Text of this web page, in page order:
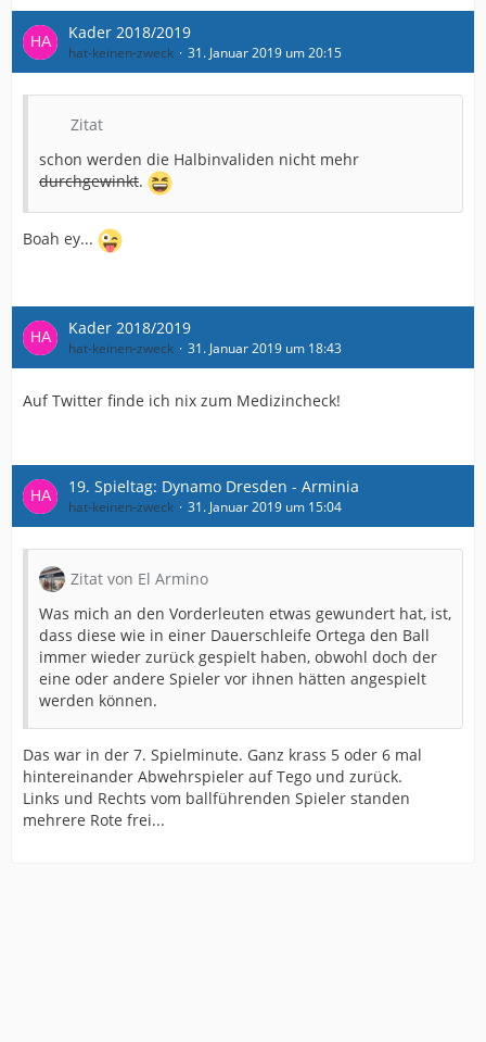
Kader 2018/2019
hat-keinen-zweck 31. Januar 2019 um 20:15
Zitat
schon werden die Halbinvaliden nicht mehr
durchgewinkt.
Boah ey...
Kader 2018/2019
hat-keinen-zweck 31. Januar 2019 um 18:43
Auf Twitter finde ich nix zum Medizincheck!
19. Spieltag: Dynamo Dresden - Arminia
hat-keinen-zweck 31. Januar 2019 um 15:04
Zitat von El Armino
Was mich an den Vorderleuten etwas gewundert hat, ist,
dass diese wie in einer Dauerschleife Ortega den Ball
immer wieder zurück gespielt haben, obwohl doch der
eine oder andere Spieler vor ihnen hätten angespielt
werden können.
Das war in der 7. Spielminute. Ganz krass 5 oder 6 mal
hintereinander Abwehrspieler auf Tego und zurück.
Links und Rechts vom ballführenden Spieler standen
mehrere Rote frei...